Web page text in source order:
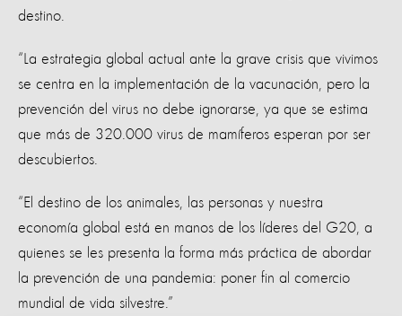
destino.
“La estrategia global actual ante la grave crisis que vivimos
se centra en la implementación de la vacunación, pero la
prevención del virus no debe ignorarse, ya que se estima
que más de 320.000 virus de mamíferos esperan por ser
descubiertos.
“El destino de los animales, las personas y nuestra
economía global está en manos de los líderes del G20, a
quienes se les presenta la forma más práctica de abordar
la prevención de una pandemia: poner fin al comercio
mundial de vida silvestre.”